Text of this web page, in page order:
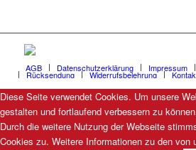
AGB Datenschutzerklärung Impressum
Rücksendung Widerrufsbelehrung
Diese Seite verwendet Cookies. Um unsere
gestalten und fortlaufend verbessern zu
Durch die weitere Nutzung der Webseite
Cookies zu. Weitere Informationen zu den von